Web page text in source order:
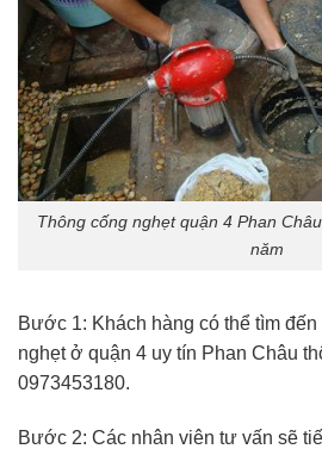
Thông cống nghẹt quận 4 Phan
năm
Bước 1: Khách hàng có thể tìm
nghẹt ở quận 4 uy tín Phan Châu
0973453180.
Bước 2: Các nhân viên tư vấn sẽ